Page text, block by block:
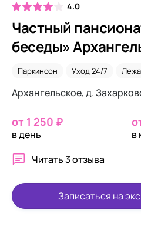
4.0
Частный
беседы»
Паркинсон Уход 24/7
Архангельское, д.
от 1 250 ₽
в день
в
Читать3 отзыва
Записаться на